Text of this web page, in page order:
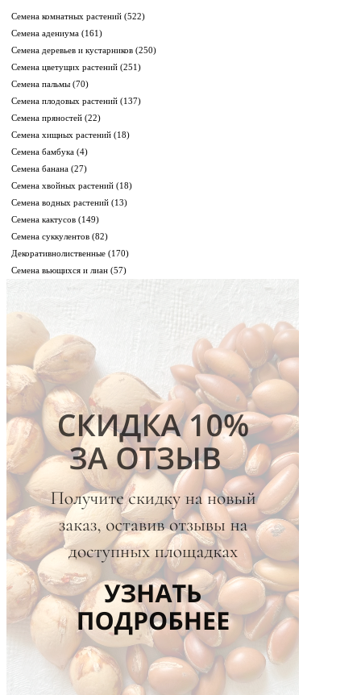
Семена комнатных растений (522)
Семена адениума (161)
Семена деревьев и кустарников (250)
Семена цветущих растений (251)
Семена пальмы (70)
Семена плодовых растений (137)
Семена пряностей (22)
Семена хищных растений (18)
Семена бамбука (4)
Семена банана (27)
Семена хвойных растений (18)
Семена водных растений (13)
Семена кактусов (149)
Семена суккулентов (82)
Декоративнолиственные (170)
Семена вьющихся и лиан (57)